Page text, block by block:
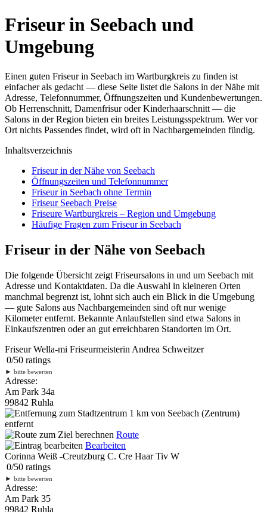
Friseur in Seebach und
Umgebung
Einen guten Friseur in Seebach im Wartburgkreis zu finden ist
einfacher als gedacht — diese Seite listet die Salons in der Nähe mit
Adresse, Telefonnummer, Öffnungszeiten und Kundenbewertungen.
Ob Herrenschnitt, Damenfrisur oder Kinderhaarschnitt — die
Salons in der Region bieten ein breites Leistungsspektrum. Wer vor
Ort nichts Passendes findet, wird oft in Nachbargemeinden fündig.
Inhaltsverzeichnis
Friseur in der Nähe von Seebach
Öffnungszeiten und Telefonnummer
Friseur in Seebach ohne Termin
Friseur Seebach Preise
Friseure Wartburgkreis – Region und Umgebung
Häufige Fragen zum Friseur in Seebach
Friseur in der Nähe von Seebach
Die folgende Übersicht zeigt Friseursalons in und um Seebach mit
Adresse und Kontaktdaten. Da die Auswahl in kleineren Orten
manchmal begrenzt ist, lohnt sich auch ein Blick in die Umgebung
— gute Salons aus Nachbargemeinden sind oft nur wenige
Kilometer entfernt. Bekannte Anlaufstellen sind etwa Salons in
Einkaufszentren oder an gut erreichbaren Standorten im Ort.
Friseur Wella-mi Friseurmeisterin Andrea Schweitzer
0/50 ratings
► bitte bewerten
Adresse:
Am Park 34a
99842 Ruhla
1 km von Seebach (Zentrum)
entfernt
Route
Bearbeiten
Corinna Weiß -Creutzburg C. Cre Haar Tiv W
0/50 ratings
► bitte bewerten
Adresse:
Am Park 35
99842 Ruhla